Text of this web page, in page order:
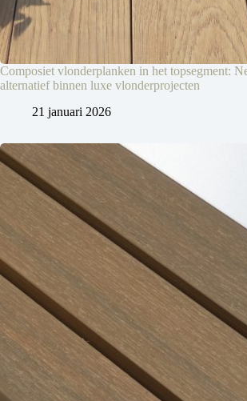
Composiet vlonderplanken in het topsegment:
alternatief binnen luxe vlonderprojecten
21 januari 2026